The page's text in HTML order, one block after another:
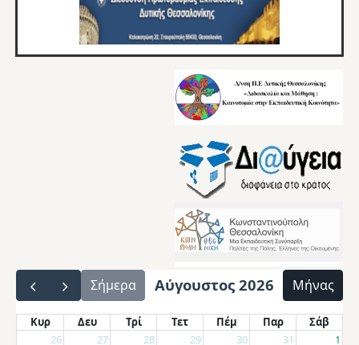
Σήμερα Αύγουστος 2026 Μήνας
Κυρ Δευ Τρί Τετ Πέμ Παρ
Σάβ
26
27 28 29 30 31 1